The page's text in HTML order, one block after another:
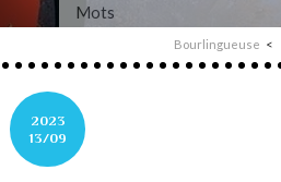
Mendelssohn, Das Jahr
Bourlingueuse
2023
13/09